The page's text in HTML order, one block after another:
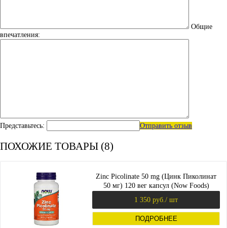
Общие
впечатления:
Представьтесь: Отправить отзыв
ПОХОЖИЕ ТОВАРЫ (8)
Zinc Picolinate 50 mg (Цинк Пиколинат
50 мг) 120 вег капсул (Now Foods)
1 350 руб. / шт
ПОДРОБНЕЕ